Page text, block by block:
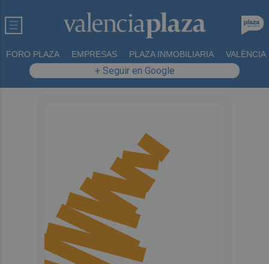
FORO PLAZA EMPRESAS PLAZA INMOBILIARIA VALÈNCIA
+ Seguir en Google